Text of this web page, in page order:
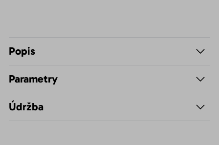
Popis
Parametry
Údržba